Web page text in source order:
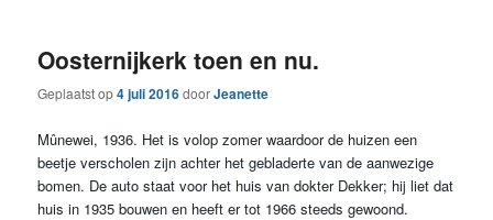
Oosternijkerk toen en nu.
Geplaatst op4 juli 2016doorJeanette
Mûnewei, 1936. Het is volop zomer waardoor de huizen een
beetje verscholen zijn achter het gebladerte van de aanwezige
bomen. De auto staat voor het huis van dokter Dekker; hij liet dat
huis in 1935 bouwen en heeft er tot 1966 steeds gewoond.